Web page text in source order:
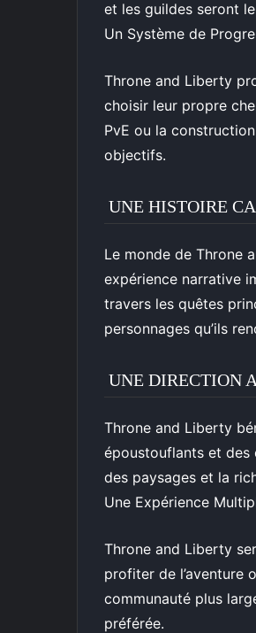
et les guildes seront
Un Système de
Throne and Liberty
choisir leur propre
PvE ou la
objectifs.
UNE HISTOIRE
Le monde de Throne
expérience narrative
travers les quêtes
personnages qu’ils
UNE DIRECTION
Throne and Liberty
époustouflants et des
des paysages et la
Une Expérience
Throne and Liberty
profiter de l’aventure
communauté plus
préférée.